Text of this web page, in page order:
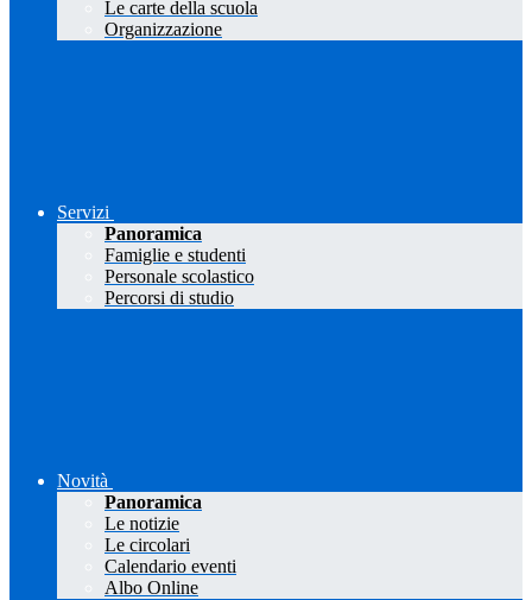
Le carte della scuola
Organizzazione
Servizi
Panoramica
Famiglie e studenti
Personale scolastico
Percorsi di studio
Novità
Panoramica
Le notizie
Le circolari
Calendario eventi
Albo Online